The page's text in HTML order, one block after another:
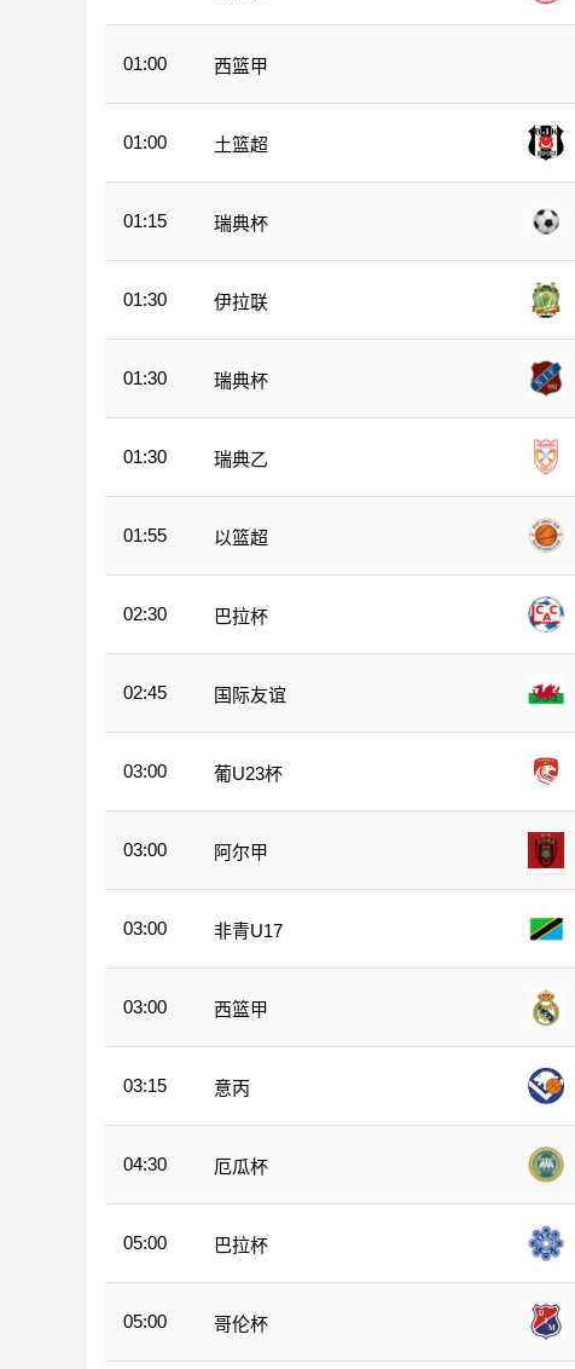
01:00 西篮甲
01:00 土篮超
01:15 瑞典杯
01:30 伊拉联
01:30 瑞典杯
01:30 瑞典乙
01:55 以篮超
02:30 巴拉杯
02:45 国际友谊
03:00 葡U23杯
03:00 阿尔甲
03:00 非青U17
03:00 西篮甲
03:15 意丙
04:30 厄瓜杯
05:00 巴拉杯
05:00 哥伦杯